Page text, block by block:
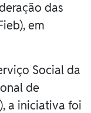
das
em
Social da
de
a iniciativa foi